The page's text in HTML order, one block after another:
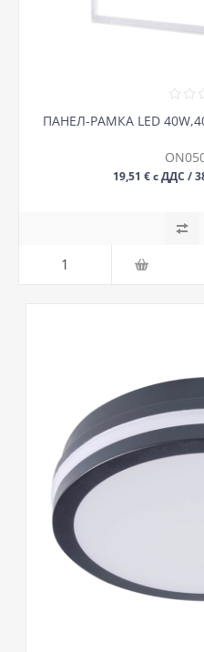
ПАНЕЛ-РАМКА LED
19,51 € с ДДС /